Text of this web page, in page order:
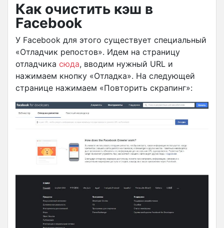
Как очистить кэш в
Facebook
У Facebook для этого существует специальный
«Отладчик репостов». Идем на страницу
отладчика сюда, вводим нужный URL и
нажимаем кнопку «Отладка». На следующей
странице нажимаем «Повторить скрапинг»: